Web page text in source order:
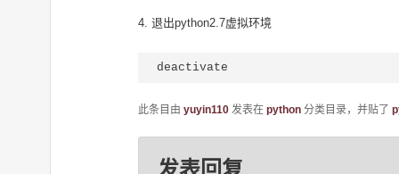
4. 退出python2.7虚拟环境
deactivate
此条目由 yuyin110发表在 python分类目录，并贴了